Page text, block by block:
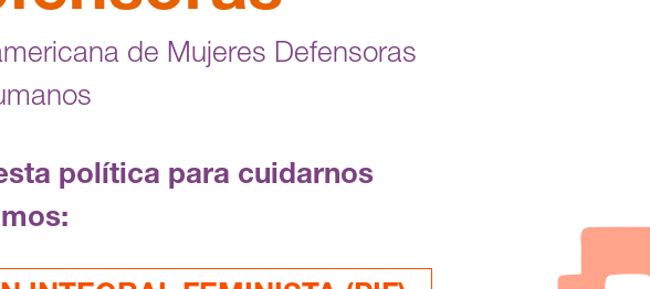
de Mujeres Defensoras
política para cuidarnos